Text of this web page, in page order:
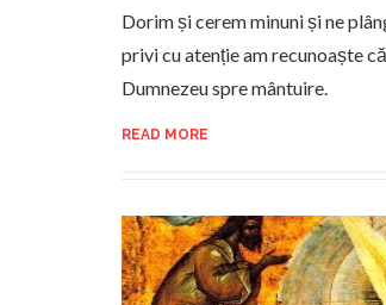
Dorim și cerem minuni și ne
privi cu atenție am recunoaște
Dumnezeu spre mântuire.
READ MORE